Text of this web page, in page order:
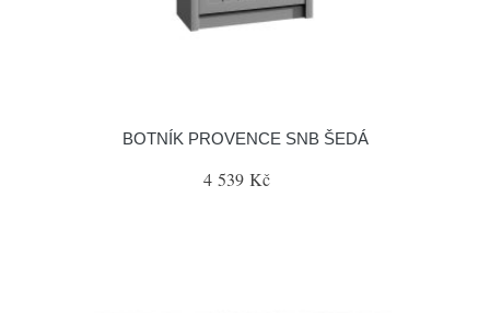
BOTNÍK PROVENCE SNB ŠEDÁ
4 539 Kč